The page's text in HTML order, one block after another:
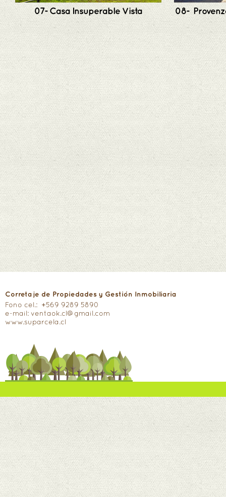
07- Casa Insuperable Vista 08-
Corretaje de Propiedades y Gestión Inmobiliaria
Fono cel.: +569 9289 5890
e-mail: ventaok.cl@gmail.com
www.suparcela.cl